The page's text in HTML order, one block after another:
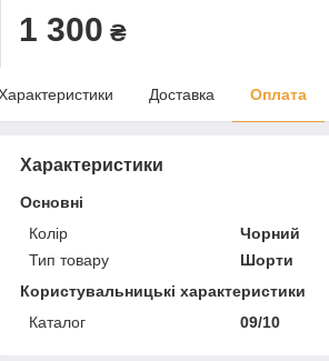
1 300 ₴
Доставка Оплата
Характеристики
Основні
Колір
Чорний
Тип товару
Шорти
Користувальницькі характеристики
Каталог
09/10